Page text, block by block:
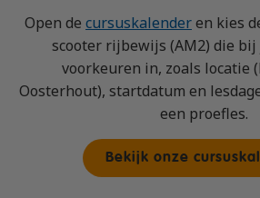
Open de cursuskalenderen kies
scooter rijbewijs (AM2) die bij
voorkeuren in, zoals locatie
Oosterhout), startdatum en
een proefles.
Bekijk onze